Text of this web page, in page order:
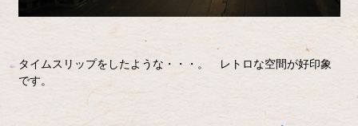
タイムスリップをしたような・・・。 レトロな空間が好印象
です。